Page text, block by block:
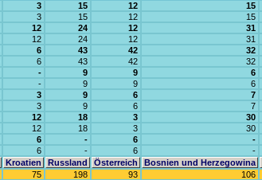
3 15 12 15
3 15 12 15
12 24 12 31
12 24 12 31
6 43 42 32
6 43 42 32
- 9 9 6
- 9 9 6
3 9 6 7
3 9 6 7
12 18 3 30
12 18 3 30
6 - 6 -
6 - 6 -
Kroatien Russland Österreich Bosnien und Herzegowina
75 198 93 106